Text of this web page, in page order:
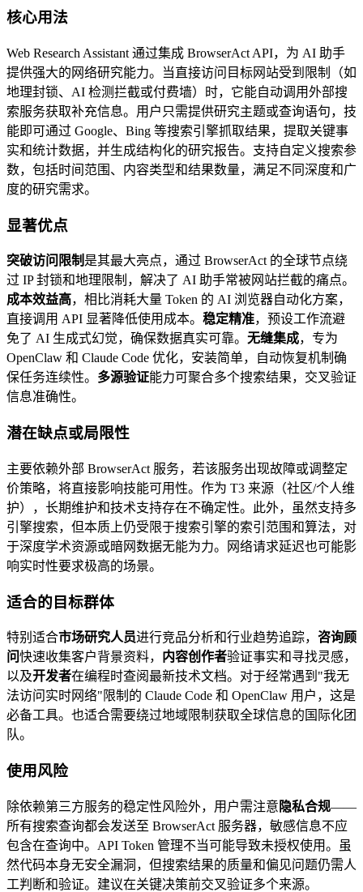
核心用法
Web Research Assistant 通过集成 BrowserAct API，为 AI 助手
提供强大的网络研究能力。当直接访问目标网站受到限制（如
地理封锁、AI 检测拦截或付费墙）时，它能自动调用外部搜
索服务获取补充信息。用户只需提供研究主题或查询语句，技
能即可通过 Google、Bing 等搜索引擎抓取结果，提取关键事
实和统计数据，并生成结构化的研究报告。支持自定义搜索参
数，包括时间范围、内容类型和结果数量，满足不同深度和广
度的研究需求。
显著优点
突破访问限制 是其最大亮点，通过 BrowserAct 的全球节点绕
过 IP 封锁和地理限制，解决了 AI 助手常被网站拦截的痛点。
成本效益高，相比消耗大量 Token 的 AI 浏览器自动化方案，
直接调用 API 显著降低使用成本。 稳定精准，预设工作流避
免了 AI 生成式幻觉，确保数据真实可靠。 无缝集成，专为
OpenClaw 和 Claude Code 优化，安装简单，自动恢复机制确
保任务连续性。 多源验证能力可聚合多个搜索结果，交叉验证
信息准确性。
潜在缺点或局限性
主要依赖外部 BrowserAct 服务，若该服务出现故障或调整定
价策略，将直接影响技能可用性。作为 T3 来源（社区/个人维
护），长期维护和技术支持存在不确定性。此外，虽然支持多
引擎搜索，但本质上仍受限于搜索引擎的索引范围和算法，对
于深度学术资源或暗网数据无能为力。网络请求延迟也可能影
响实时性要求极高的场景。
适合的目标群体
特别适合市场研究人员进行竞品分析和行业趋势追踪， 咨询顾
问快速收集客户背景资料， 内容创作者验证事实和寻找灵感，
以及开发者在编程时查阅最新技术文档。对于经常遇到"我无
法访问实时网络"限制的 Claude Code 和 OpenClaw 用户，这是
必备工具。也适合需要绕过地域限制获取全球信息的国际化团
队。
使用风险
除依赖第三方服务的稳定性风险外，用户需注意 隐私合规——
所有搜索查询都会发送至 BrowserAct 服务器，敏感信息不应
包含在查询中。API Token 管理不当可能导致未授权使用。虽
然代码本身无安全漏洞，但搜索结果的质量和偏见问题仍需人
工判断和验证。建议在关键决策前交叉验证多个来源。